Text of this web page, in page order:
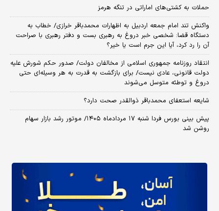
حملات به کشتی‌های اماراتی در تنگه هرمز
واکنش تند امام جمعه اردبیل به اظهارات محمدباقر خرازی/ خطاب به
دستگاه قضا: شخصی خبر دروغ به رهبری بست و دفتر رهبری با صراحت
آن را رد کرد، آیا این جرم است یا خیر؟
انتقاد روزنامه جمهوری اسلامی از مخالفان دولت/ صدور حکم شورش علیه
دولت قانونی، عادی نیست/ برای بازگشت به قدرت به هر وسیله‌ای حتی
دروغ و توطئه متوسل می‌شوند
شایعه استعفای محمدباقر ذوالقدر صحت دارد؟
پیش بینی بورس فردا شنبه ۱۷ مردادماه ۱۴۰۵/ موتور رشد بازار سهام
روشن شد